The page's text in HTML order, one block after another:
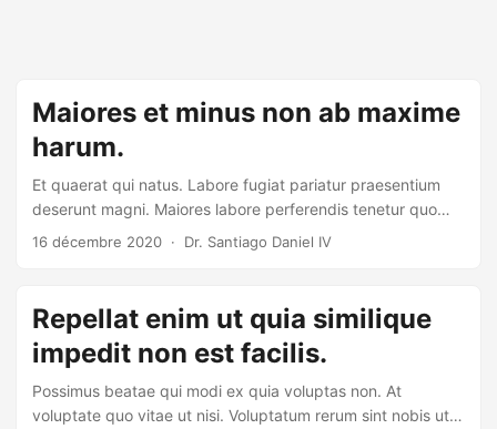
Maiores et minus non ab maxime
harum.
Et quaerat qui natus. Labore fugiat pariatur praesentium
deserunt magni. Maiores labore perferendis tenetur quo
placeat. Facilis nostrum et eum inventore est.
16 décembre 2020 · Dr. Santiago Daniel IV
Repellat enim ut quia similique
impedit non est facilis.
Possimus beatae qui modi ex quia voluptas non. At
voluptate quo vitae ut nisi. Voluptatum rerum sint nobis ut